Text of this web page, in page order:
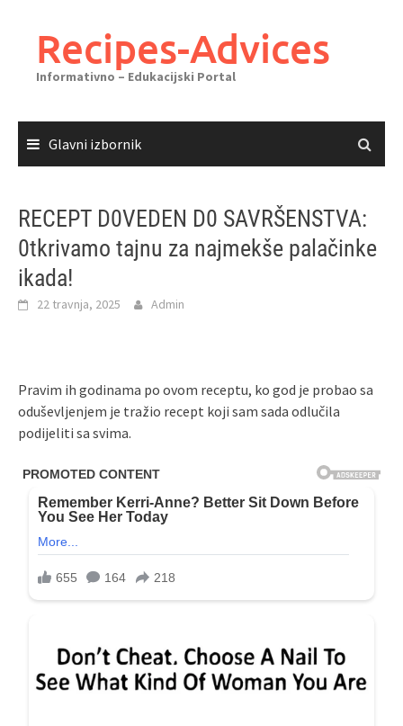
sadržajaRecipes-Advices
Informativno – Edukacijski Portal
Glavni izbornik
RECEPT D0VEDEN D0 SAVRŠENSTVA:
0tkrivamo tajnu za najmekše palačinke
ikada!
22 travnja, 2025 Admin
Pravim ih godinama po ovom receptu, ko god je probao sa
oduševljenjem je tražio recept koji sam sada odlučila
podijeliti sa svima.